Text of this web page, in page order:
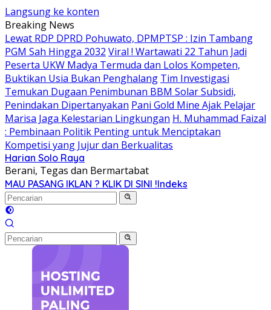
Langsung ke konten
Breaking News
Lewat RDP DPRD Pohuwato, DPMPTSP : Izin Tambang
PGM Sah Hingga 2032 Viral ! Wartawati 22 Tahun Jadi
Peserta UKW Madya Termuda dan Lolos Kompeten,
Buktikan Usia Bukan Penghalang Tim Investigasi
Temukan Dugaan Penimbunan BBM Solar Subsidi,
Penindakan Dipertanyakan Pani Gold Mine Ajak Pelajar
Marisa Jaga Kelestarian Lingkungan H. Muhammad Faizal
: Pembinaan Politik Penting untuk Menciptakan
Kompetisi yang Jujur dan Berkualitas
Harian Solo Raya
Berani, Tegas dan Bermartabat
MAU PASANG IKLAN ? KLIK DI SINI !Indeks